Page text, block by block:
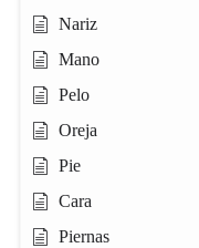
Nariz
Mano
Pelo
Oreja
Pie
Cara
Piernas